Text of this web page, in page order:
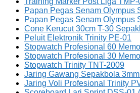
Papan Pegas Senam Olympus
Papan Pegas Senam Olympus
Cone Kerucut 30cm T-30
Peluit Elektronik Trinity PE-01
Stopwatch Profesional 60
Stopwatch Profesional 30
Stopwatch Trinity TNT-2009
Jaring Gawang Sepakbola
Jaring Voli Profesional Trinity